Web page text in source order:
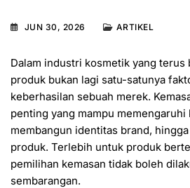
JUN 30, 2026 ARTIKEL
Dalam industri kosmetik yang terus
produk bukan lagi satu-satunya
keberhasilan sebuah merek.
penting yang mampu
membangun identitas brand,
produk. Terlebih untuk produk
pemilihan kemasan tidak boleh
sembarangan.